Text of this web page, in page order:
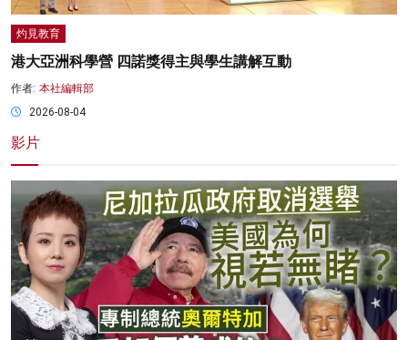
灼見教育
港大亞洲科學營 四諾獎得主與學生講解互動
作者: 本社編輯部
2026-08-04
影片